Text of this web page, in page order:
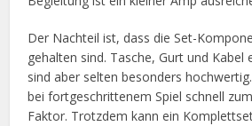
Der Nachteil ist, dass die Set-
gehalten sind. Tasche, Gurt und Kabel
sind aber selten besonders
bei fortgeschrittenem Spiel schnell
Faktor. Trotzdem kann ein